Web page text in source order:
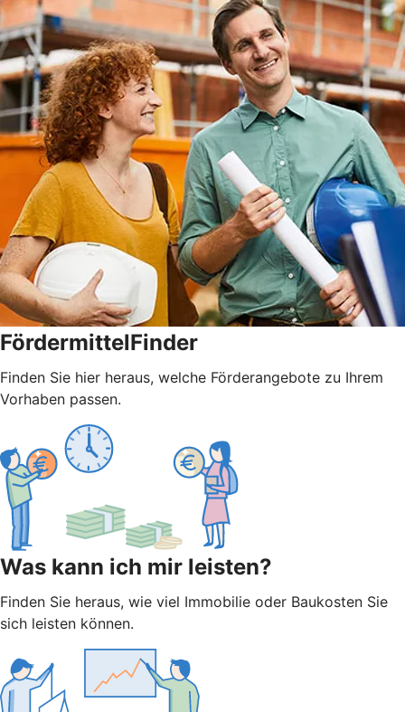
FördermittelFinder
Finden Sie hier heraus, welche Förderangebote zu Ihrem
Vorhaben passen.
Was kann ich mir leisten?
Finden Sie heraus, wie viel Immobilie oder Baukosten Sie
sich leisten können.